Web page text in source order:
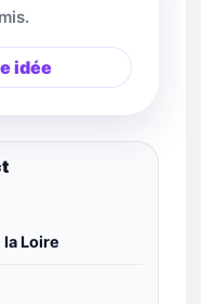
idée
Loire